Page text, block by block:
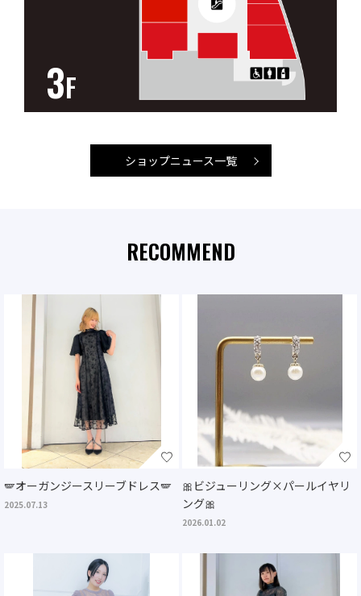
3F
ショップニュース一覧
RECOMMEND
🪽オーガンジースリーブドレス🪽
2025.07.13
🎀ビジューリング×パールイヤリ
ング🎀
2026.01.02